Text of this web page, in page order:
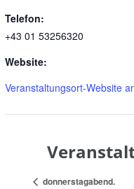
Telefon:
+43 01 53256320
Website:
Veranstaltungsort-Website
donnerstagabend.